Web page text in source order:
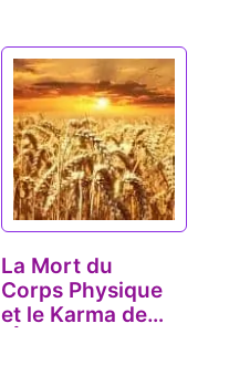
La Mort du
Corps Physique
et le Karma de